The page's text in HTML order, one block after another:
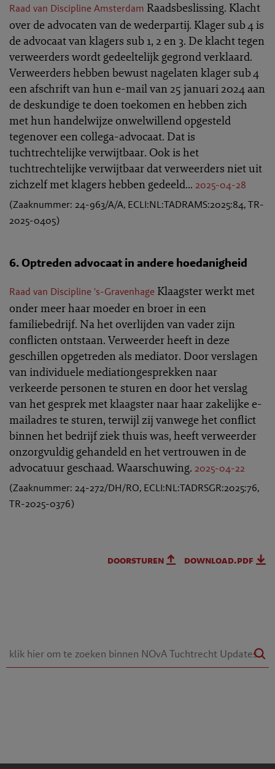
Raad van Discipline Amsterdam Raadsbeslissing. Klacht
over de advocaten van de wederpartij. Klager sub 4 is
de advocaat van klagers sub 1, 2 en 3. De klacht tegen
verweerders wordt gedeeltelijk gegrond verklaard.
Verweerders hebben bewust nagelaten klager sub 4
een afschrift van hun e-mail van 25 januari 2024 aan
de deskundige te doen toekomen en hebben zich
met hun handelwijze onwelwillend opgesteld
tegenover een collega-advocaat. Dat is
tuchtrechtelijke verwijtbaar. Ook is het
tuchtrechtelijke verwijtbaar dat verweerders niet uit
zichzelf met klagers hebben gedeeld... 2025-04-28
(Zaaknummer: 24-963/A/A, ECLI:NL:TADRAMS:2025:84, TR-
2025-0405)
6. Optreden advocaat in andere hoedanigheid
Raad van Discipline 's-Gravenhage Klaagster werkt met
onder meer haar moeder en broer in een
familiebedrijf. Na het overlijden van vader zijn
conflicten ontstaan. Verweerder heeft in deze
geschillen opgetreden als mediator. Door verslagen
van individuele mediationgesprekken naar
verkeerde personen te sturen en door het verslag
van het gesprek met klaagster naar haar zakelijke e-
mailadres te sturen, terwijl zij vanwege het conflict
binnen het bedrijf ziek thuis was, heeft verweerder
onzorgvuldig gehandeld en het vertrouwen in de
advocatuur geschaad. Waarschuwing. 2025-04-22
(Zaaknummer: 24-272/DH/RO, ECLI:NL:TADRSGR:2025:76,
TR-2025-0376)
doorsturen download.pdf